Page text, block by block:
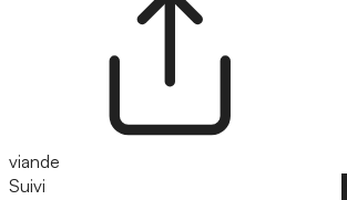
viande
Suivi